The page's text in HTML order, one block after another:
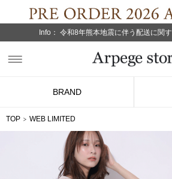
Info： 令和8年熊本地震に伴う配送に関
BRAND
TOP WEB LIMITED